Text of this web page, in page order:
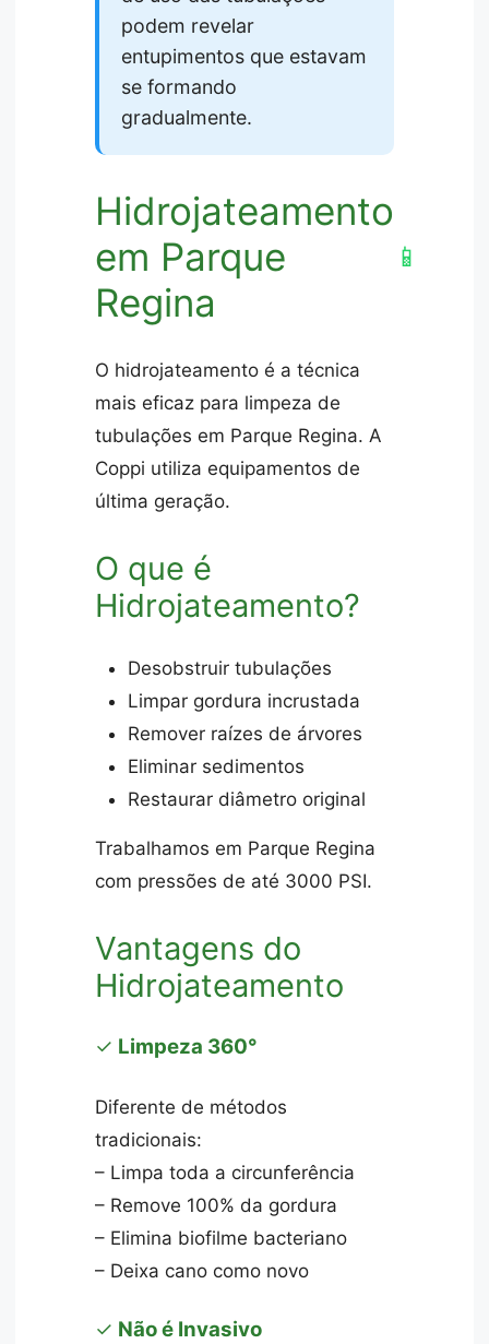
podem revelar
entupimentos que estavam
se formando
gradualmente.
Hidrojateamento
em Parque
Regina
📱
O hidrojateamento é a técnica
mais eficaz para limpeza de
tubulações em Parque Regina. A
Coppi utiliza equipamentos de
última geração.
O que é
Hidrojateamento?
Desobstruir tubulações
Limpar gordura incrustada
Remover raízes de árvores
Eliminar sedimentos
Restaurar diâmetro original
Trabalhamos em Parque Regina
com pressões de até 3000 PSI.
Vantagens do
Hidrojateamento
✓ Limpeza 360°
Diferente de métodos
tradicionais:
– Limpa toda a circunferência
– Remove 100% da gordura
– Elimina biofilme bacteriano
– Deixa cano como novo
✓ Não é Invasivo